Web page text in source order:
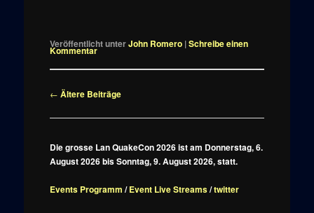
Veröffentlicht unterJohn Romero |Schreibe einen
Kommentar
Beitragsnavigation
← Ältere Beiträge
Die grosse Lan QuakeCon 2026 ist am Donnerstag, 6.
August 2026 bis Sonntag, 9. August 2026, statt.
Events Programm /Event Live Streams/twitter